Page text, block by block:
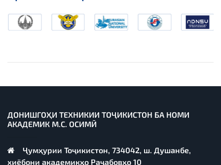
ДОНИШГОҲИ ТЕХНИКИИ ТОҶИКИСТОН БА НОМИ
АКАДЕМИК М.С. ОСИМӢ
Ҷумҳурии Тоҷикистон, 734042, ш. Душанбе,
хиёбони академикҳо Раҷабовҳо 10